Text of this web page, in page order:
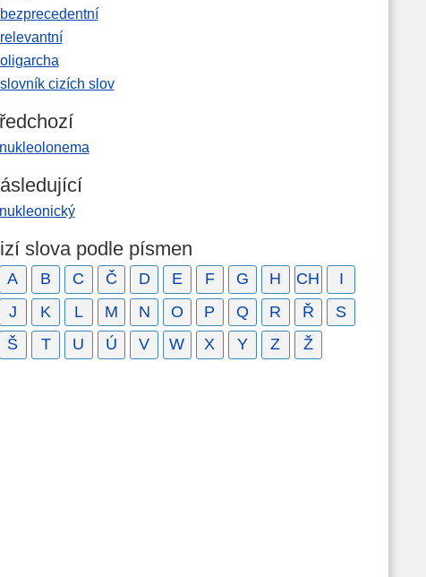
bezprecedentní
relevantní
oligarcha
slovník cizích slov
nukleolonema
nukleonický
slova podle písmen
A B C Č D E F G H CH
I
J
K L M N O P Q R Ř
S
Š
T U Ú V W X Y Z Ž